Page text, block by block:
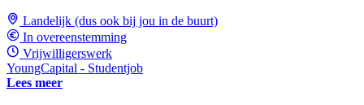
Landelijk (dus ook bij jou in de buurt)
In overeenstemming
Vrijwilligerswerk
YoungCapital - Studentjob
Lees meer